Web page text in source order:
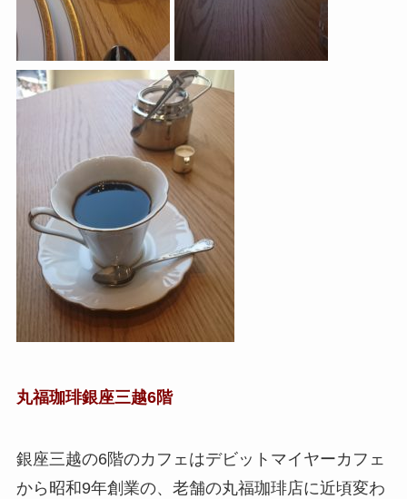
丸福珈琲銀座三越6階
銀座三越の6階のカフェはデビットマイヤーカフェ
から昭和9年創業の、老舗の丸福珈琲店に近頃変わ